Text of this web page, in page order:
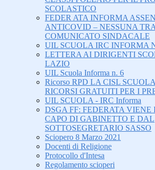
SCOLASTICO
FEDER ATA INFORMA
ANTICOVID – NESSUNA
COMUNICATO SINDACALE
UIL SCUOLA IRC INFORMA
LETTERA AI DIRIGENTI
LAZIO
UIL Scuola Informa n. 6
Ricorso RPD LA CISL
RICORSI GRATUITI PER I
UIL SCUOLA - IRC Informa
DSGA FF: FEDERATA
CAPO DI GABINETTO E DAL
SOTTOSEGRETARIO SASSO
Sciopero 8 Marzo 2021
Docenti di Religione
Protocollo d'Intesa
Regolamento scioperi